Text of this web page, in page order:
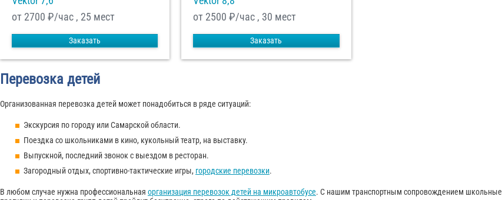
от 2700 ₽/час , 25 мест
Заказать
от 2500 ₽/час , 30 мест
Заказать
Перевозка детей
Организованная перевозка детей может понадобиться в ряде ситуаций:
Экскурсия по городу или Самарской области.
Поездка со школьниками в кино, кукольный театр, на выставку.
Выпускной, последний звонок с выездом в ресторан.
Загородный отдых, спортивно-тактические игры, городские перевозки.
В любом случае нужна профессиональная организация перевозок детей на микроавтобусе. С нашим транспортным сопровождением школьные